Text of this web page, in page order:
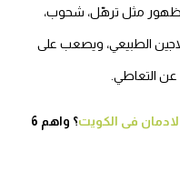
مثل ترهّل، شحوب،
الطبيعي، ويصعب على
فى الكويت ؟ واهم 6